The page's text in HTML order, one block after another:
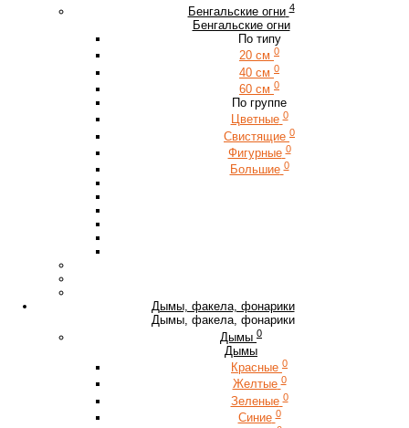
Бенгальские огни 4
Бенгальские огни
По типу
20 см 0
40 см 0
60 см 0
По группе
Цветные 0
Свистящие 0
Фигурные 0
Большие 0
Дымы, факела, фонарики
Дымы, факела, фонарики
Дымы 0
Дымы
Красные 0
Желтые 0
Зеленые 0
Синие 0